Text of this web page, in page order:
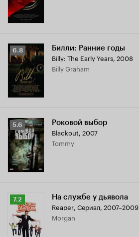
Рейтинг
Кинопоиска
6.8
6.8 Билли: Ранние годы
Billy: The Early Years, 2008
Billy Graham
Рейтинг
Кинопоиска
5.6
5.6 Роковой выбор
Blackout, 2007
Tommy
Рейтинг
Кинопоиска
7.2
7.2 На службе у дьявола
Reaper, Сериал, 2007–2009
Morgan